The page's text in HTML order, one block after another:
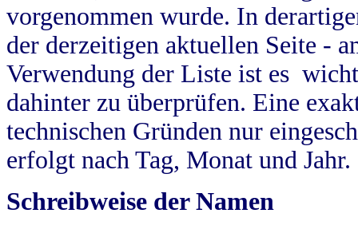
vorgenommen wurde. In
der derzeitigen aktuellen Seite -
Verwendung der Liste ist es
dahinter zu überprüfen. Eine
technischen Gründen nur
erfolgt nach Tag, Monat und Jahr.
Schreibweise der Namen